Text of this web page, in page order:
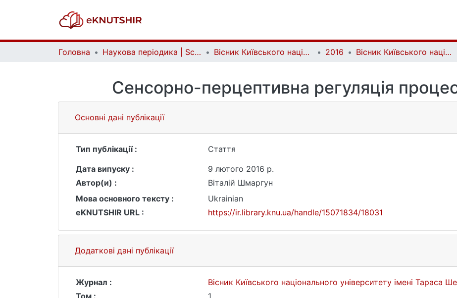
Головна Наукова періодика | Scientific periodicals Вісник Київського національного університету імені Тараса Шевченка. Психологія | Bulletin of Taras Shevchenko National University of Kyiv. Psychology 2016 Вісник Київського національного університету імені Тараса Шевченка. Психологія. Вип. 1 (5)
Сенсорно-перцептивна регуляція
Основні дані публікації
Тип публікації :
Стаття
Дата випуску :
9 лютого 2016 р.
Автор(и) :
Віталій Шмаргун
Мова основного тексту :
Ukrainian
eKNUTSHIR URL :
https://ir.library.knu.ua/handle/15071834/18031
Додаткові дані публікації
Журнал :
Вісник Київського національного університету імені Тараса
Том :
1